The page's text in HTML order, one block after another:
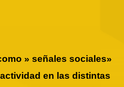
» señales sociales»
en las distintas